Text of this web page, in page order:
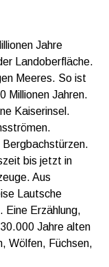
Jahre
Landoberfläche.
Meeres. So ist
Millionen Jahren.
Kaiserinsel.
bisjetzt in
Aus
Lautsche
Eine Erzählung,
Jahre alten
Wölfen, Füchsen,